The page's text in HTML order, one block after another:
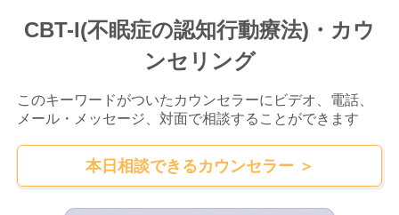
CBT-I(不眠症の認知行動療法)・カウ
ンセリング
このキーワードがついた カウンセラーにビデオ、電話、
メール・メッセージ、対面で相談することができます
本日相談できるカウンセラー ＞